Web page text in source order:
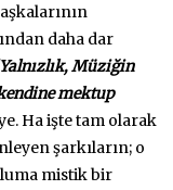
daha dar
Yalnızlık, Müziğin
mektup
Ha işte tam olarak
şarkıların; o
mistik bir